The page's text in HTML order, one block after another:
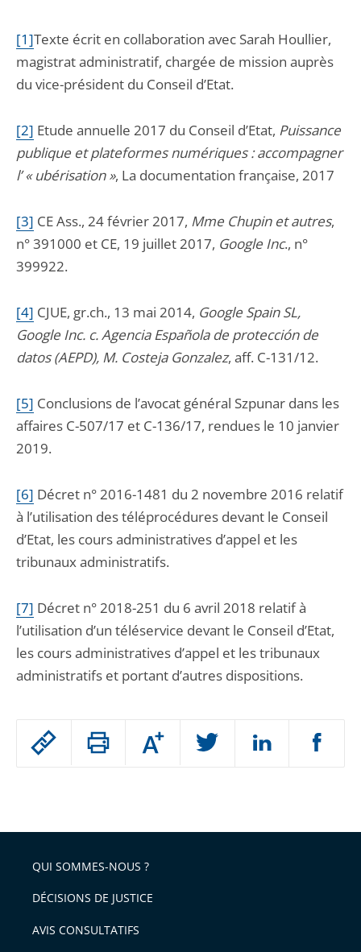
Passer
arriver
après
Augmenter
ou
l'article
pour
avant
[1]Texte écrit en collaboration avec Sarah Houllier,
magistrat administratif, chargée de mission auprès
du vice-président du Conseil d’Etat.
[2] Etude annuelle 2017 du Conseil d’Etat, Puissance
publique et plateformes numériques : accompagner
l’ « ubérisation », La documentation française, 2017
[3] CE Ass., 24 février 2017, Mme Chupin et autres,
n° 391000 et CE, 19 juillet 2017, Google Inc., n°
399922.
[4] CJUE, gr.ch., 13 mai 2014, Google Spain SL,
Google Inc. c. Agencia Española de protección de
datos (AEPD), M. Costeja Gonzalez, aff. C-131/12.
[5] Conclusions de l’avocat général Szpunar dans les
affaires C-507/17 et C-136/17, rendues le 10 janvier
2019.
[6] Décret n° 2016-1481 du 2 novembre 2016 relatif
à l’utilisation des téléprocédures devant le Conseil
d’Etat, les cours administratives d’appel et les
tribunaux administratifs.
[7] Décret n° 2018-251 du 6 avril 2018 relatif à
l’utilisation d’un téléservice devant le Conseil d’Etat,
les cours administratives d’appel et les tribunaux
administratifs et portant d’autres dispositions.
QUI SOMMES-NOUS ?
DÉCISIONS DE JUSTICE
AVIS CONSULTATIFS